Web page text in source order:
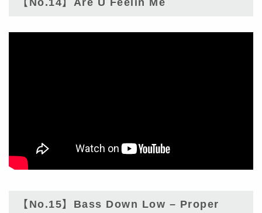
【No.15】Bass Down Low – Proper